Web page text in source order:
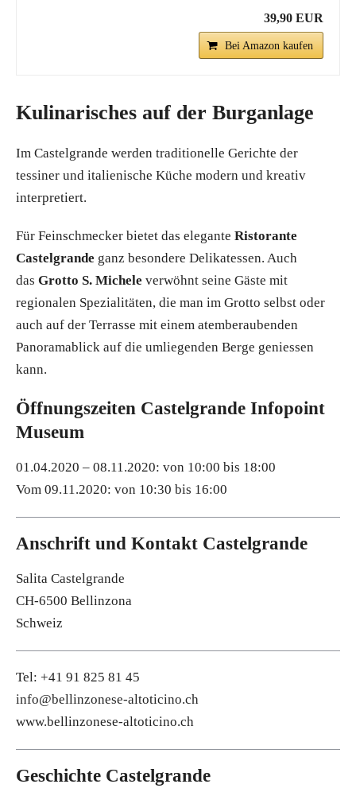
39,90 EUR
Bei Amazon kaufen
Kulinarisches auf der Burganlage
Im Castelgrande werden traditionelle Gerichte der
tessiner und italienische Küche modern und kreativ
interpretiert.
Für Feinschmecker bietet das elegante Ristorante
Castelgrande ganz besondere Delikatessen. Auch
das Grotto S. Michele verwöhnt seine Gäste mit
regionalen Spezialitäten, die man im Grotto selbst oder
auch auf der Terrasse mit einem atemberaubenden
Panoramablick auf die umliegenden Berge geniessen
kann.
Öffnungszeiten Castelgrande Infopoint
Museum
01.04.2020 – 08.11.2020: von 10:00 bis 18:00
Vom 09.11.2020: von 10:30 bis 16:00
Anschrift und Kontakt Castelgrande
Salita Castelgrande
CH-6500 Bellinzona
Schweiz
Tel: +41 91 825 81 45
info@bellinzonese-altoticino.ch
www.bellinzonese-altoticino.ch
Geschichte Castelgrande